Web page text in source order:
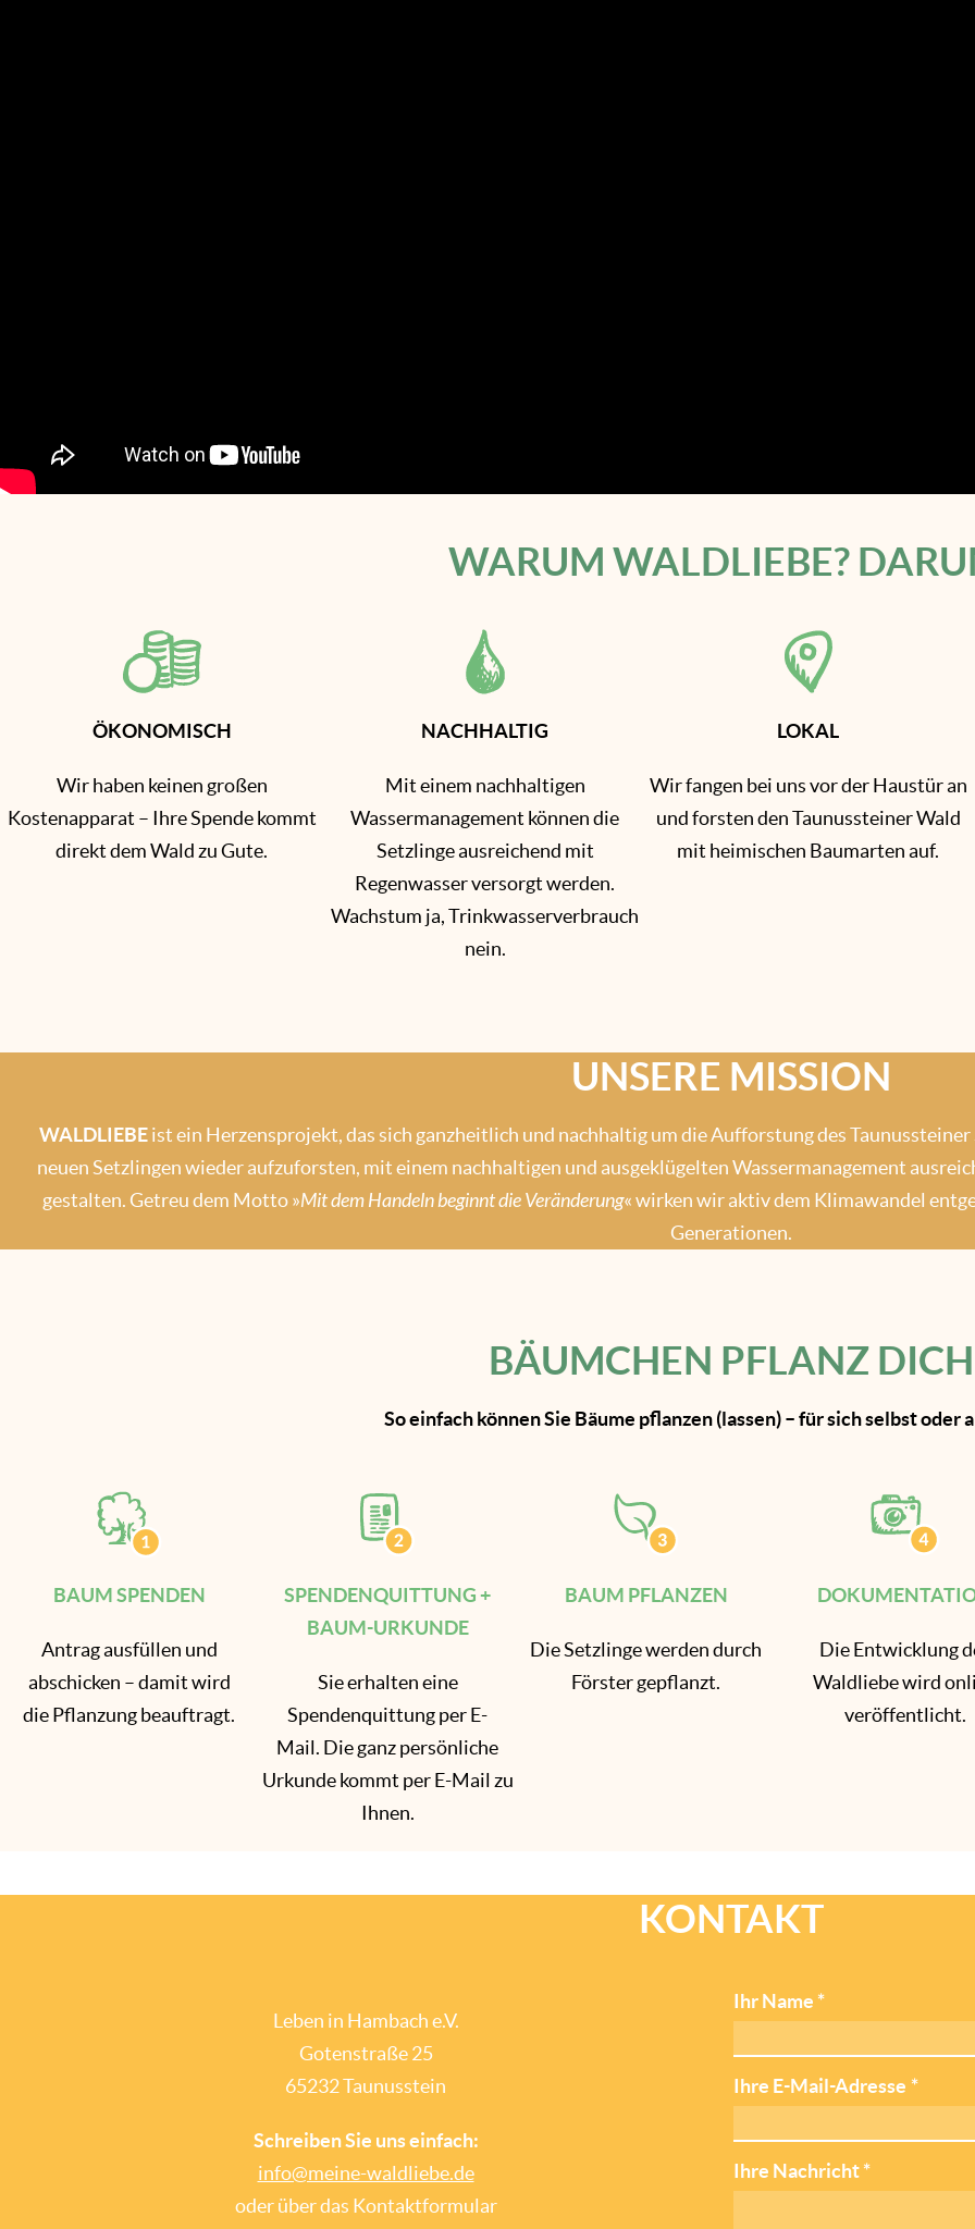
WARUM WALDLIEBE?
ÖKONOMISCH
Wir haben keinen großen
Kostenapparat – Ihre Spende kommt
direkt dem Wald zu Gute.
NACHHALTIG
Mit einem nachhaltigen
Wassermanagement können die
Setzlinge ausreichend mit
Regenwasser versorgt werden.
Wachstum ja, Trinkwasserverbrauch
nein.
LOKAL
Wir fangen bei uns vor der Haustür an
und forsten den Taunussteiner Wald
mit heimischen Baumarten auf.
UNSERE MISSION
WALDLIEBEist ein Herzensprojekt, das sich ganzheitlich und nachhaltig um die Aufforstung des
neuen Setzlingen wieder aufzuforsten, mit einem nachhaltigen und ausgeklügelten Wassermanagement
gestalten. Getreu dem Motto »Mit dem Handeln beginnt die Veränderung« wirken wir aktiv dem Klimawandel
Generationen.
BÄUMCHEN PFLANZ DICH
So einfach können Sie Bäume pflanzen (lassen) – für sich selbst oder
BAUM SPENDEN
Antrag ausfüllen und
abschicken – damit wird
die Pflanzung beauftragt.
SPENDENQUITTUNG +
BAUM-URKUNDE
Sie erhalten eine
Spendenquittung per E-
Mail. Die ganz persönliche
Urkunde kommt per E-Mail zu
Ihnen.
BAUM PFLANZEN
Die Setzlinge werden durch
Förster gepflanzt.
Die Entwicklung
Waldliebe wird
veröffentlicht.
KONTAKT
Leben in Hambach e.V.
Gotenstraße 25
65232 Taunusstein
Schreiben Sie uns einfach:
info@meine-waldliebe.de
oder über das Kontaktformular
Ihr Name *
Ihre E-Mail-Adresse *
Ihre Nachricht*